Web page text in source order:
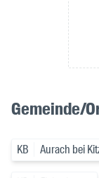
Gemeinde/
KB Aurach bei